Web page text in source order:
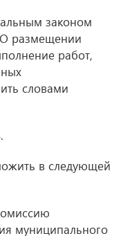
законом
размещении
работ,
словами
в следующей
муниципального